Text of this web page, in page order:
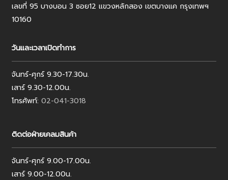
เลขที่ 95 บางบอน 3 ซอย12 แขวงหลักสอง เขตบางแค กรุงเทพฯ
10160
วันและเวลาเปิดทำการ
จันทร์-ศุกร์ 9.30-17.30น.
เสาร์ 9.30-12.00น.
โทรศัพท์: 02-041-3018
ติดต่อฝ่ายเคลมสินค้า
จันทร์-ศุกร์ 9.00-17.00น.
เสาร์ 9.00-12.00น.